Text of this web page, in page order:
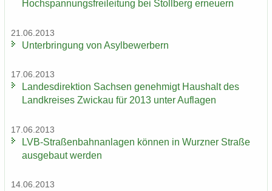
Hochspannungsfreileitung bei Stoll­berg er­neu­ern
21.06.2013
Un­ter­brin­gung von Asyl­be­wer­bern
17.06.2013
Lan­des­di­rek­ti­on Sach­sen ge­neh­migt Haus­halt des
Land­krei­ses Zwi­ckau für 2013 unter Auf­la­gen
17.06.2013
LVB-​Straßenbahnanlagen kön­nen in Wurz­ner Stra­ße
aus­ge­baut wer­den
14.06.2013